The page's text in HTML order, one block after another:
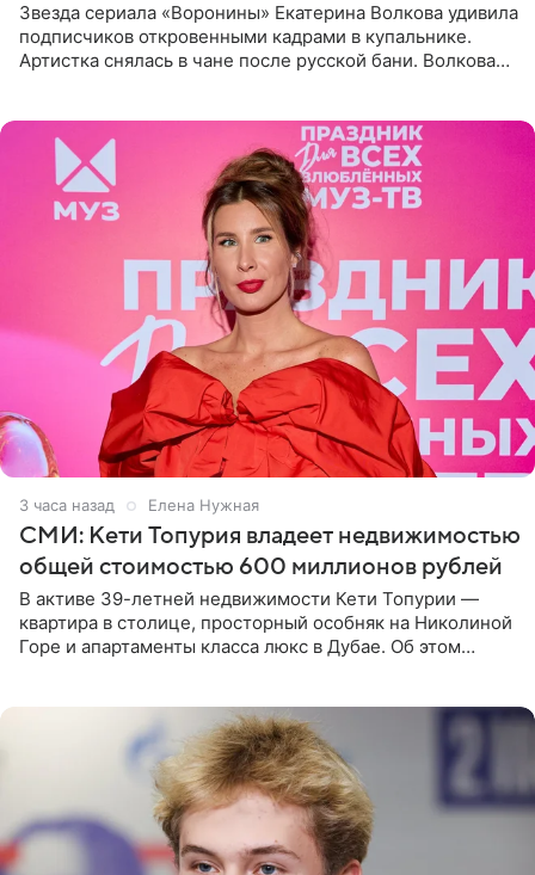
Звезда сериала «Воронины» Екатерина Волкова удивила
подписчиков откровенными кадрами в купальнике.
Артистка снялась в чане после русской бани. Волкова
3 часа назад Елена Нужная
СМИ: Кети Топурия владеет недвижимостью
общей стоимостью 600 миллионов рублей
В активе 39-летней недвижимости Кети Топурии —
квартира в столице, просторный особняк на Николиной
Горе и апартаменты класса люкс в Дубае. Об этом